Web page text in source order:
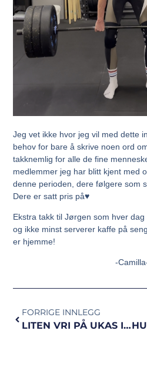
Jeg vet ikke hvor jeg vil med dette
behov for bare å skrive noen ord
takknemlig for alle de fine
medlemmer jeg har blitt kjent med
denne perioden, dere følgere som
Dere er satt pris på♥
Ekstra takk til Jørgen som hver
og ikke minst serverer kaffe på
er hjemme!
-
FORRIGE INNLEGG
LITEN VRI PÅ UKAS INTERVALLER!